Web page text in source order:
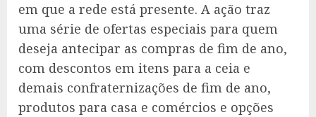
em que a rede está presente. A ação traz
uma série de ofertas especiais para quem
deseja antecipar as compras de fim de ano,
com descontos em itens para a ceia e
demais confraternizações de fim de ano,
produtos para casa e comércios e opções